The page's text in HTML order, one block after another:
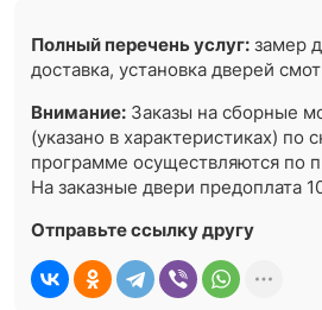
Полный перечень услуг: замер
доставка, установка дверей
Внимание: Заказы на сборные
(указано в характеристиках) по
программе осуществляются по
На заказные двери предоплата
Отправьте ссылку другу